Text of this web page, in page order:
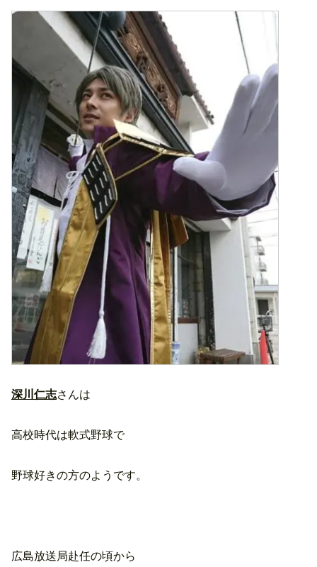
深川仁志さんは
高校時代は軟式野球で
野球好きの方のようです。
広島放送局赴任の頃から